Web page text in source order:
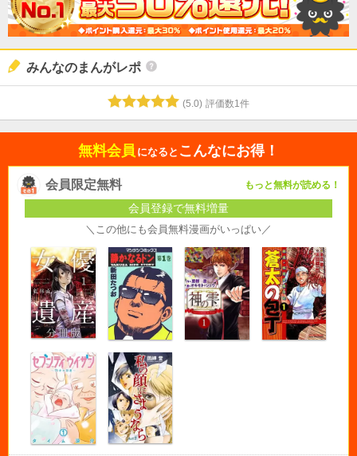
みんなのまんがレポ
(5.0) 評価数1 件
無料会員 になると こんなにお得！
会員限定無料 もっと無料が読める！
会員登録で無料増量
＼この他にも会員無料漫画がいっぱい／